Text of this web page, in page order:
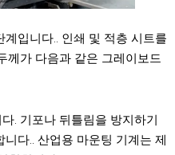
입니다.. 인쇄 및 적층 시트를
께가 다음과 같은 그레이보드
. 기포나 뒤틀림을 방지하기
다.. 산업용 마운팅 기계는 제